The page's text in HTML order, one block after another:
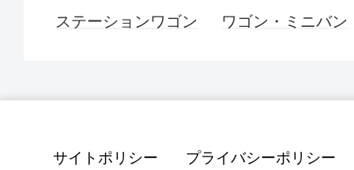
ステーションワゴン
ワゴン・ミニバン
サイトポリシー プライバシーポリシー